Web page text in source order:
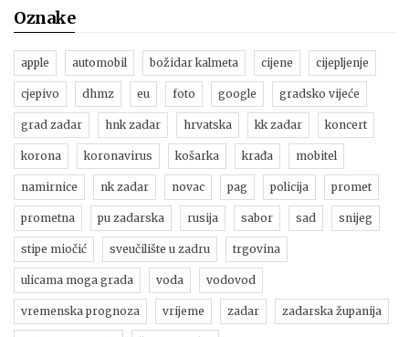
Oznake
apple automobil božidar kalmeta cijene cijepljenje
cjepivo dhmz eu foto google gradsko vijeće
grad zadar hnk zadar hrvatska kk zadar koncert
korona koronavirus košarka krađa mobitel
namirnice nk zadar novac pag policija promet
prometna pu zadarska rusija sabor sad snijeg
stipe miočić sveučilište u zadru trgovina
ulicama moga grada voda vodovod
vremenska prognoza vrijeme zadar zadarska županija